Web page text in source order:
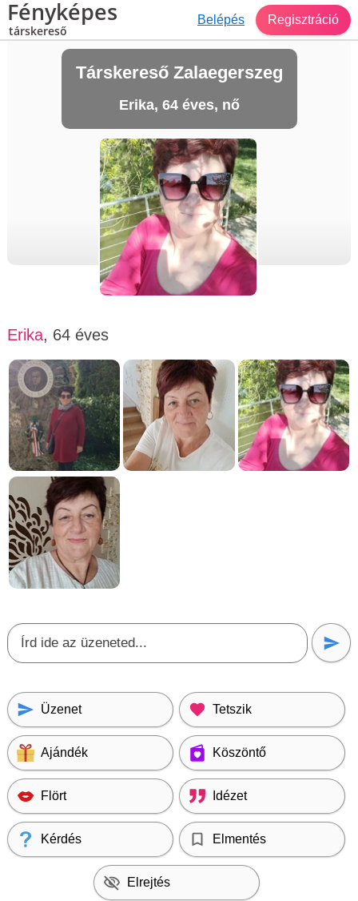
Fényképes
társkereső
Belépés Regisztráció
Társkereső Zalaegerszeg
Erika, 64 éves, nő
Erika, 64 éves
Üzenet Tetszik
Ajándék Köszöntő
Flört Idézet
Kérdés Elmentés
Elrejtés